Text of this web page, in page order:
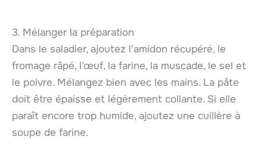
3. Mélanger la préparation
Dans le saladier, ajoutez l’amidon récupéré, le
fromage râpé, l’œuf, la farine, la muscade, le sel et
le poivre. Mélangez bien avec les mains. La pâte
doit être épaisse et légèrement collante. Si elle
paraît encore trop humide, ajoutez une cuillère à
soupe de farine.